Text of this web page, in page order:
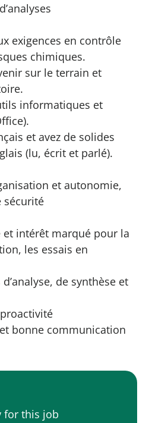
exigences en contrôle
chimiques.
sur le terrain et
informatiques et
et avez de solides
(lu, écrit et parlé).
et autonomie,
sécurité
intérêt marqué pour la
les essais en
de synthèse et
bonne communication
for this job